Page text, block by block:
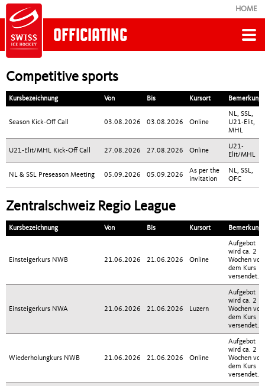
HOME
OFFICIATING
OFFICIATING
Kurse
Unsere Schiedsrichterinnen und Schiedsrichter
Reports
Competitive sports
Kursbezeichnung Von Bis Kursort Bemerkung
Season Kick-Off Call 03.08.2026 03.08.2026 Online
NL, SSL,
U21-Elit,
MHL
U21-Elit/MHL Kick-Off Call 27.08.2026 27.08.2026 Online
U21-
Elit/MHL
NL & SSL Preseason Meeting 05.09.2026 05.09.2026
As per the
invitation
NL, SSL,
OFC
Zentralschweiz Regio League
Kursbezeichnung Von Bis Kursort Bemerkung
Einsteigerkurs NWB 21.06.2026 21.06.2026 Online
Aufgebot
wird ca. 2
Wochen vor
dem Kurs
versendet.
Einsteigerkurs NWA 21.06.2026 21.06.2026 Luzern
Aufgebot
wird ca. 2
Wochen vor
dem Kurs
versendet.
Wiederholungkurs NWB 21.06.2026 21.06.2026 Online
Aufgebot
wird ca. 2
Wochen vor
dem Kurs
versendet.